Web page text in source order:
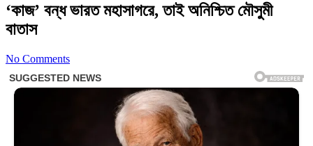
‘কাজ’ বন্ধ ভারত মহাসাগরে, তাই অনিশ্চিত মৌসুমী
বাতাস
No Comments